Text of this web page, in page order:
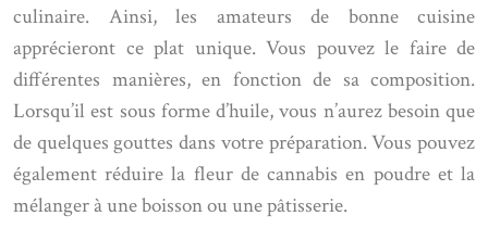
culinaire. Ainsi, les amateurs de bonne cuisine
apprécieront ce plat unique. Vous pouvez le faire de
différentes manières, en fonction de sa composition.
Lorsqu’il est sous forme d’huile, vous n’aurez besoin que
de quelques gouttes dans votre préparation. Vous pouvez
également réduire la fleur de cannabis en poudre et la
mélanger à une boisson ou une pâtisserie.